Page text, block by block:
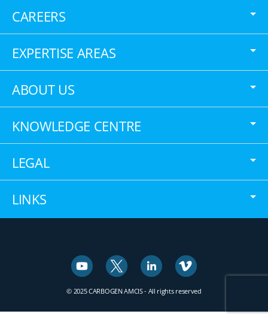
CAREERS
EXPERTISE AREAS
ABOUT US
KNOWLEDGE CENTRE
LEGAL
LINKS
© 2025 CARBOGEN AMCIS - All rights reserved